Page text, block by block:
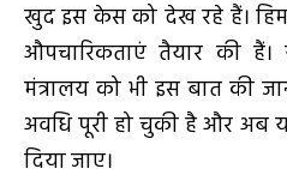
खुद इस केस को देख रहे हैं।
औपचारिकताएं तैयार की
मंत्रालय को भी इस बात की
अवधि पूरी हो चुकी है और अब
दिया जाए।